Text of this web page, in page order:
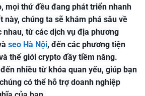
mọi thứ đều đang phát triển nhanh
này, chúng ta sẽ khám phá sâu về
nhau, từ các dịch vụ địa phương
seo Hà Nội, đến các phương tiện
thế giới crypto đầy tiềm năng.
nhiều từ khóa quan yếu, giúp bạn
có thể hỗ trợ doanh nghiệp